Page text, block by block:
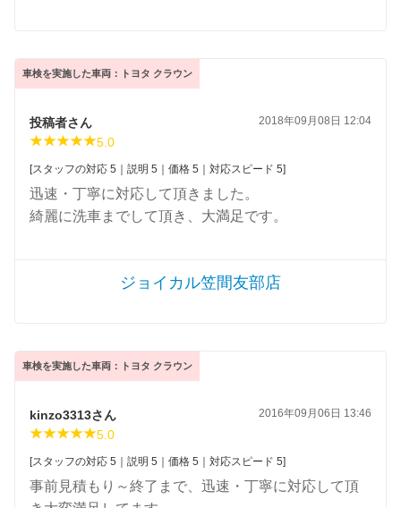
車検を実施した車両：トヨタ クラウン
投稿者さん 2018年09月08日 12:04
5.0
[スタッフの対応 5｜説明 5｜価格 5｜対応スピード 5]
迅速・丁寧に対応して頂きました。
綺麗に洗車までして頂き、大満足です。
ジョイカル笠間友部店
車検を実施した車両：トヨタ クラウン
kinzo3313さん 2016年09月06日 13:46
5.0
[スタッフの対応 5｜説明 5｜価格 5｜対応スピード 5]
事前見積もり～終了まで、迅速・丁寧に対応して頂